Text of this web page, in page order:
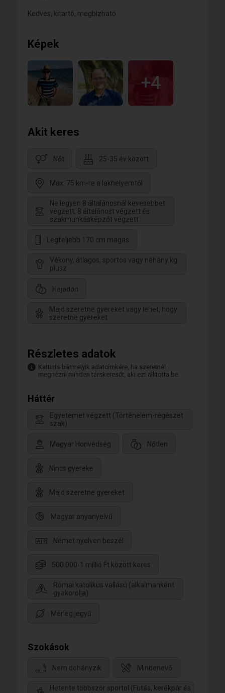
Kedves, kitartó, megbízható.
Képek
+4
Akit keres
Nőt 25-35 év között
Max. 75 km-re a lakhelyemtől
Ne legyen 8 általánosnál kevesebbet
végzett, 8 általánost végzett és
szakmunkásképzőt végzett
Legfeljebb 170 cm magas
Vékony, átlagos, sportos vagy néhány kg
plusz
Hajadon
Majd szeretne gyereket vagy lehet, hogy
szeretne gyereket
Részletes adatok
Kattints bármelyik adatcímkére, ha szeretnél
megnézni minden társkeresőt, aki ezt állította be.
Háttér
Egyetemet végzett (Történelem-régészet
szak)
Magyar Honvédség Nőtlen
Nincs gyereke
Majd szeretne gyereket
Magyar anyanyelvű
Német nyelven beszél
500.000-1 millió Ft között keres
Római katolikus vallású (alkalmanként
gyakorolja)
Mérleg jegyű
Szokások
Nem dohányzik Mindenevő
Hetente többször sportol (Futás, kerékpár és